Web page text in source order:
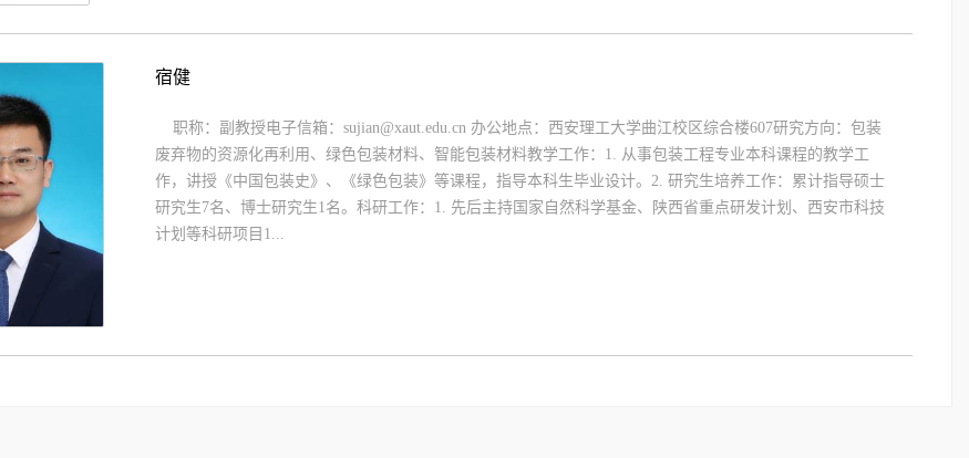
宿健
职称：副教授电子信箱：sujian@xaut.edu.cn 办公地点：西安理工大学曲江校区综合楼607研究方向：包装
废弃物的资源化再利用、绿色包装材料、智能包装材料教学工作：1. 从事包装工程专业本科课程的教学工
作，讲授《中国包装史》、《绿色包装》等课程，指导本科生毕业设计。2. 研究生培养工作：累计指导硕士
研究生7名、博士研究生1名。科研工作：1. 先后主持国家自然科学基金、陕西省重点研发计划、西安市科技
计划等科研项目1...